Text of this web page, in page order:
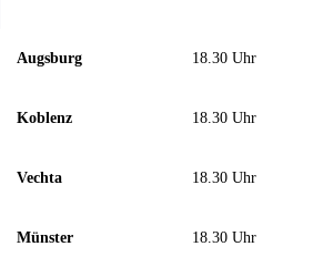
Augsburg 18.30 Uhr
Koblenz 18.30 Uhr
Vechta 18.30 Uhr
Münster 18.30 Uhr